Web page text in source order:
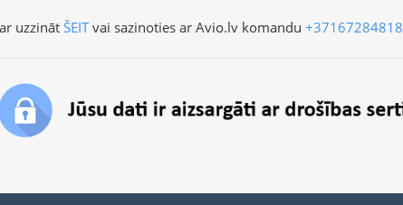
uzzināt ŠEITvai sazinoties ar Avio.lv komandu +37167284818